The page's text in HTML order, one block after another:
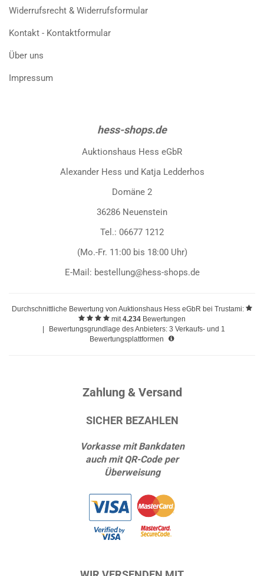
Widerrufsrecht & Widerrufsformular
Kontakt - Kontaktformular
Über uns
Impressum
hess-shops.de
Auktionshaus Hess eGbR
Alexander Hess und Katja Ledderhos
Domäne 2
36286 Neuenstein
Tel.: 06677 1212
(Mo.-Fr. 11:00 bis 18:00 Uhr)
E-Mail: bestellung@hess-shops.de
Durchschnittliche Bewertung von Auktionshaus Hess eGbR bei Trustami:
mit4.234 Bewertungen
Bewertungsgrundlage des Anbieters: 3 Verkaufs- und 1
Bewertungsplattformen
Zahlung & Versand
SICHER BEZAHLEN
Vorkasse mit Bankdaten
auch mit QR-Code per
Überweisung